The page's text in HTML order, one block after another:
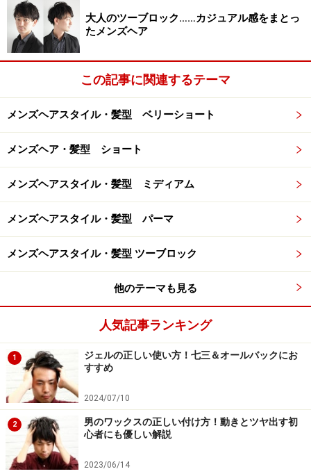
大人のツーブロック……カジュアル感をまとっ
たメンズヘア
この記事に関連するテーマ
メンズヘアスタイル・髪型 ベリーショート
メンズヘア・髪型 ショート
メンズヘアスタイル・髪型 ミディアム
メンズヘアスタイル・髪型 パーマ
メンズヘアスタイル・髪型 ツーブロック
他のテーマも見る
人気記事ランキング
1
ジェルの正しい使い方！七三＆オールバックにお
すすめ
2024/07/10
2
男のワックスの正しい付け方！動きとツヤ出す初
心者にも優しい解説
2023/06/14